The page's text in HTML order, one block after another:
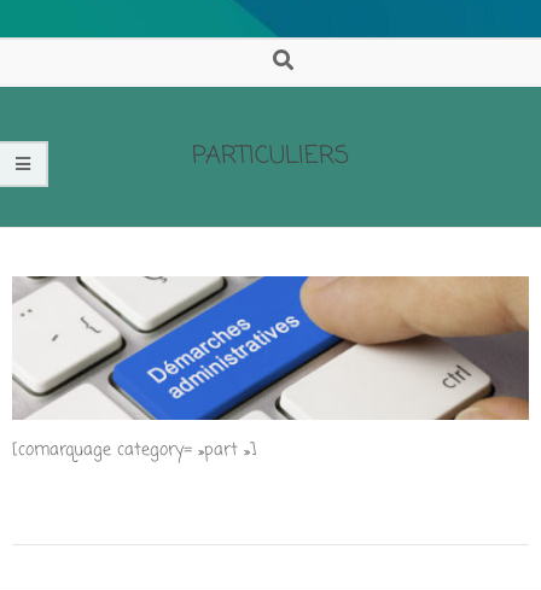
PARTICULIERS
[comarquage category= »part »]